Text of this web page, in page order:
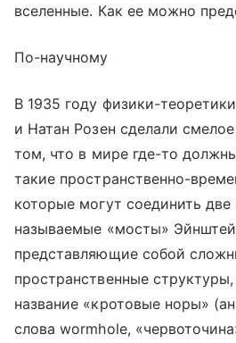
вселенные. Как ее можно
По-научному
В 1935 году физики-
и Натан Розен сделали
том, что в мире где-то
такие пространственно-
которые могут соединить
называемые «мосты»
представляющие собой
пространственные
название «кротовые норы»
слова wormhole,